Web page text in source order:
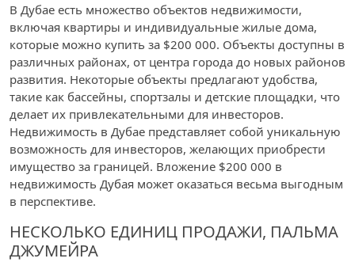
В Дубае есть множество объектов недвижимости,
включая квартиры и индивидуальные жилые дома,
которые можно купить за $200 000. Объекты доступны в
различных районах, от центра города до новых районов
развития. Некоторые объекты предлагают удобства,
такие как бассейны, спортзалы и детские площадки, что
делает их привлекательными для инвесторов.
Недвижимость в Дубае представляет собой уникальную
возможность для инвесторов, желающих приобрести
имущество за границей. Вложение $200 000 в
недвижимость Дубая может оказаться весьма выгодным
в перспективе.
НЕСКОЛЬКО ЕДИНИЦ ПРОДАЖИ, ПАЛЬМА
ДЖУМЕЙРА